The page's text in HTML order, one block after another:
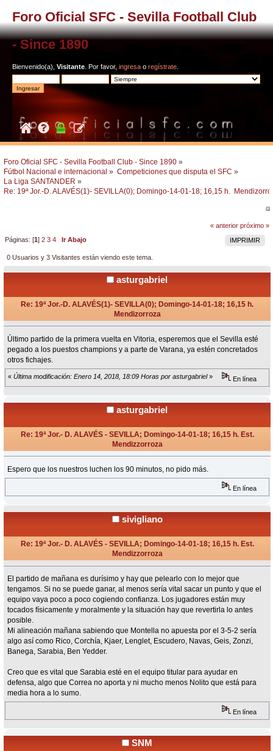
Foro Oficial SFC - Sevilla Football Club
- Since 1890
Bienvenido(a), Visitante . Por favor, ingresa o regístrate
Foro Oficial SFC - Sevilla Football Club - Since 1890 »
Fútbol Nacional e internacional » Competiciones que disputa el SFC »
La Liga SANTANDER »
Re: 19ª Jor.-D. ALAVÉS(1)- SEVILLA(0); Domingo-14-01-18; 16,15 h.
« anterior próximo »
IMPRIMIR
Páginas: [1]2 3 4 Ir Abajo
0 Usuarios y 3 Visitantes están viendo este tema.
asturgabriel
Re: 19ª Jor.-D. ALAVÉS(1)- SEVILLA(0); Domingo-14-01-18; 16,15 h.
Mendizorroza
Último partido de la primera vuelta en Vitoria, esperemos que el Sevilla esté
pegado a los puestos champions y a parte de Varana, ya estén concretados
otros fichajes.
« Última modificación: Enero 14, 2018, 18:09 Horas por asturgabriel» En línea
asturgabriel
Re: 19ª Jor.- D. ALAVÉS - SEVILLA; Domingo-14-01-18; 16,15 h. Est.
Mendizzorroza
Espero que los nuestros luchen los 90 minutos, no pido más.
En línea
sivigliano
Re: 19ª Jor.- D. ALAVÉS - SEVILLA; Domingo-14-01-18; 16,15 h. Est.
Mendizzorroza
El partido de mañana es durísimo y hay que pelearlo con lo mejor que
tengamos. Si no se puede ganar, al menos sería vital sacar un punto y que el
equipo vaya poco a poco cogiendo confianza. Los jugadores están muy
tocados físicamente y moralmente y la situación hay que revertirla lo antes
posible.
Mi alineación mañana sabiendo que Montella no apuesta por el 3-5-2 sería
algo así como Rico, Corchía, Kjaer, Lenglet, Escudero, Navas, Geis, Zonzi,
Banega, Sarabia, Ben Yedder.
Creo que es vital que Sarabia esté en el equipo titular para ayudar en
defensa, algo que Correa no aporta y ni mucho menos Nolito que está para
media hora a lo sumo.
En línea
SNM